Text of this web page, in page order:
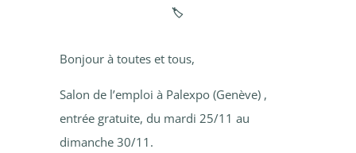
🏷️
Bonjour à toutes et tous,
Salon de l’emploi à Palexpo (Genève) ,
entrée gratuite, du mardi 25/11 au
dimanche 30/11.